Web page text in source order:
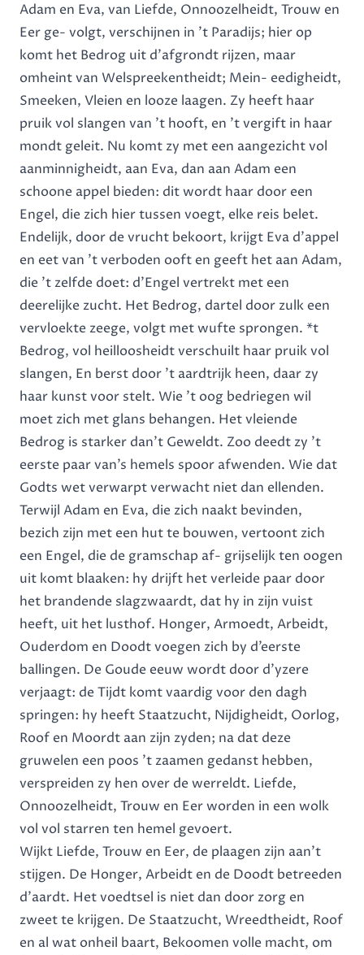
Adam en Eva, van Liefde, Onnoozelheidt, Trouw en
Eer ge- volgt, verschijnen in ’t Paradijs; hier op
komt het Bedrog uit d’afgrondt rijzen, maar
omheint van Welspreekentheidt; Mein- eedigheidt,
Smeeken, Vleien en looze laagen. Zy heeft haar
pruik vol slangen van ’t hooft, en ’t vergift in haar
mondt geleit. Nu komt zy met een aangezicht vol
aanminnigheidt, aan Eva, dan aan Adam een
schoone appel bieden: dit wordt haar door een
Engel, die zich hier tussen voegt, elke reis belet.
Endelijk, door de vrucht bekoort, krijgt Eva d’appel
en eet van ’t verboden ooft en geeft het aan Adam,
die ’t zelfde doet: d’Engel vertrekt met een
deerelijke zucht. Het Bedrog, dartel door zulk een
vervloekte zeege, volgt met wufte sprongen. *t
Bedrog, vol heilloosheidt verschuilt haar pruik vol
slangen, En berst door ’t aardtrijk heen, daar zy
haar kunst voor stelt. Wie ’t oog bedriegen wil
moet zich met glans behangen. Het vleiende
Bedrog is starker dan’t Geweldt. Zoo deedt zy ’t
eerste paar van’s hemels spoor afwenden. Wie dat
Godts wet verwarpt verwacht niet dan ellenden.
Terwijl Adam en Eva, die zich naakt bevinden,
bezich zijn met een hut te bouwen, vertoont zich
een Engel, die de gramschap af- grijselijk ten oogen
uit komt blaaken: hy drijft het verleide paar door
het brandende slagzwaardt, dat hy in zijn vuist
heeft, uit het lusthof. Honger, Armoedt, Arbeidt,
Ouderdom en Doodt voegen zich by d’eerste
ballingen. De Goude eeuw wordt door d’yzere
verjaagt: de Tijdt komt vaardig voor den dagh
springen: hy heeft Staatzucht, Nijdigheidt, Oorlog,
Roof en Moordt aan zijn zyden; na dat deze
gruwelen een poos ’t zaamen gedanst hebben,
verspreiden zy hen over de werreldt. Liefde,
Onnoozelheidt, Trouw en Eer worden in een wolk
vol vol starren ten hemel gevoert.
Wijkt Liefde, Trouw en Eer, de plaagen zijn aan’t
stijgen. De Honger, Arbeidt en de Doodt betreeden
d’aardt. Het voedtsel is niet dan door zorg en
zweet te krijgen. De Staatzucht, Wreedtheidt, Roof
en al wat onheil baart, Bekoomen volle macht, om